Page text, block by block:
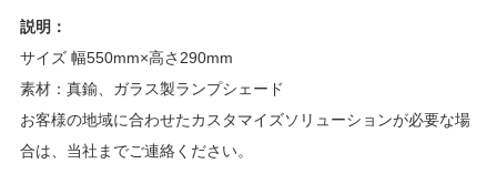
説明：
サイズ 幅550mm×高さ290mm
素材：真鍮、ガラス製ランプシェード
お客様の地域に合わせたカスタマイズソリューションが必要な場
合は、当社までご連絡ください。